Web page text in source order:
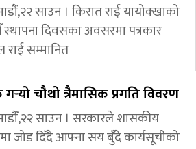
साउन । किरात राई यायोक्खाको
दिवसका अवसरमा पत्रकार
सम्मानित
चौथो त्रैमासिक प्रगति विवरण
साउन । सरकारले शासकीय
जोड दिँदै आफ्ना सय बुँदे कार्यसूचीको